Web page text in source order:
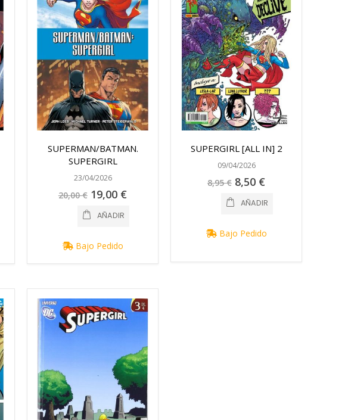
SUPERMAN/BATMAN.
SUPERGIRL
23/04/2026
20,00 € Precio
especial
19,00 €
AÑADIR
Bajo Pedido
SUPERGIRL [ALL IN] 2
09/04/2026
8,95 € Precio
especial
8,50 €
AÑADIR
Bajo Pedido